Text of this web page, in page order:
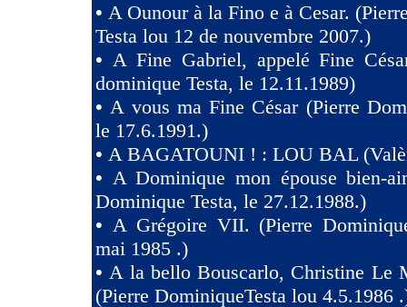
• A Ounour à la Fino e à Cesar.
Testa lou 12 de nouvembre 2007.)
• A Fine Gabriel, appelé Fine
dominique Testa, le 12.11.1989)
•A vous ma Fine César (Pierre
le 17.6.1991.)
• A BAGATOUNI ! : LOU BAL
• A Dominique mon épouse bien-
Dominique Testa, le 27.12.1988.)
• A Grégoire VII. (Pierre
mai 1985 .)
•A la bello Bouscarlo, Christine Le
(Pierre DominiqueTesta lou 4.5.1986